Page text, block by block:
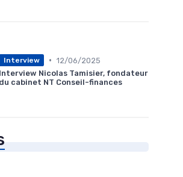
Interview • 12/06/2025
Interview Nicolas Tamisier, fondateur
du cabinet NT Conseil-finances